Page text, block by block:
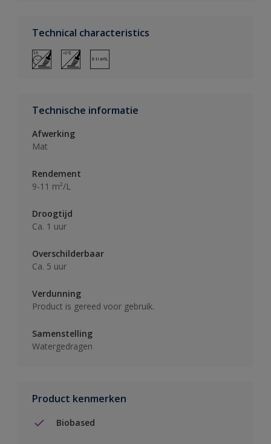
Technical characteristics
Technische informatie
Afwerking
Mat
Rendement
9-11 m²/L
Droogtijd
Ca. 1 uur
Overschilderbaar
Ca. 5 uur
Verdunning
Product is gereed voor gebruik.
Samenstelling
Watergedragen
Product kenmerken
Biobased